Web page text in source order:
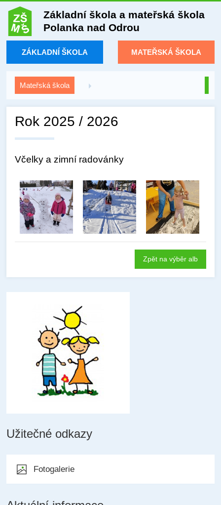
Základní škola a mateřská škola
Polanka nad Odrou
ZÁKLADNÍ ŠKOLA MATEŘSKÁ ŠKOLA
Mateřská škola
Rok 2025 / 2026
Včelky a zimní radovánky
Zpět na výběr alb
Užitečné odkazy
Fotogalerie